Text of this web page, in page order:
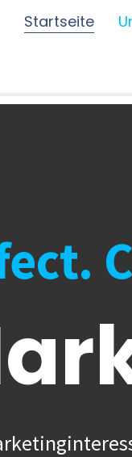
Startseite